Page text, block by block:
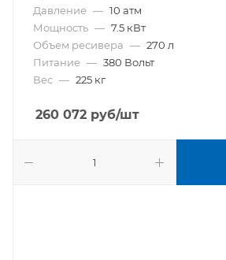
Давление — 10 атм
Мощность — 7.5 кВт
Объем ресивера — 270 л
Питание — 380 Вольт
Вес — 225 кг
260 072 руб/шт